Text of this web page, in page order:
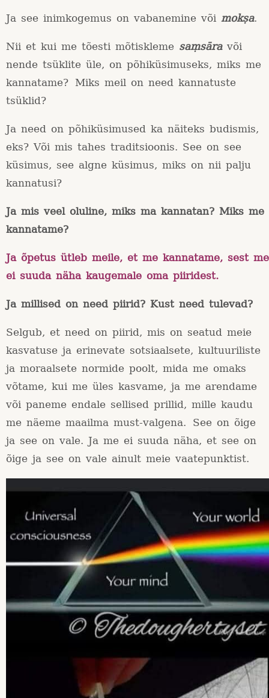
Ja see inimkogemus on vabanemine või mokṣa.
Nii et kui me tõesti mõtiskleme saṃsāravõi
nende tsüklite üle, on põhiküsimuseks, miks me
kannatame? Miks meil on need kannatuste
tsüklid?
Ja need on põhiküsimused ka näiteks budismis,
eks? Või mis tahes traditsioonis. See on see
küsimus, see algne küsimus, miks on nii palju
kannatusi?
Ja mis veel oluline, miks ma kannatan? Miks me
kannatame?
Ja õpetus ütleb meile, et me kannatame, sest me
ei suuda näha kaugemale oma piiridest.
Ja millised on need piirid? Kust need tulevad?
Selgub, et need on piirid, mis on seatud meie
kasvatuse ja erinevate sotsiaalsete, kultuuriliste
ja moraalsete normide poolt, mida me omaks
võtame, kui me üles kasvame, ja me arendame
või paneme endale sellised prillid, mille kaudu
me näeme maailma must-valgena. See on õige
ja see on vale. Ja me ei suuda näha, et see on
õige ja see on vale ainult meie vaatepunktist.